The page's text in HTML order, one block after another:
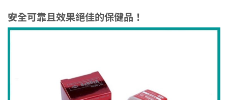
安全可靠且效果絕佳的保健品！